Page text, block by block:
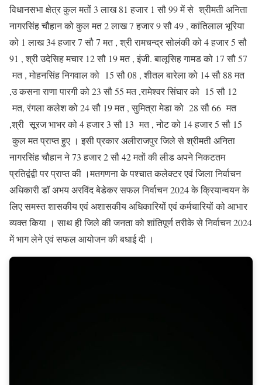
विधानसभा क्षेत्र कुल मतों 3 लाख 81 हजार 1 सौ 99 में से श्रीमती अनिता
नागरसिंह चौहान को कुल मत 2 लाख 7 हजार 9 सौ 49 , कांतिलाल भूरिया
को 1 लाख 34 हजार 7 सौ 7 मत , श्री रामचन्द्र सोलंकी को 4 हजार 5 सौ
91 , श्री उदेसिह मचार 12 सौ 19 मत , इंजी. बालूसिह गामड को 17 सौ 57
मत , मोहनसिंह निगवाल को 15 सौ 08 , शीतल बारेला को 14 सौ 88 मत
,उ कसना राणा पारगी को 23 सौ 55 मत ,रामेश्वर सिंघार को 15 सौ 12
मत, रंगला कलेश को 24 सौ 19 मत , सुमित्रा मेडा को 28 सौ 66 मत
,श्री सूरज भाभर को 4 हजार 3 सौ 13 मत , नोट को 14 हजार 5 सौ 15
कुल मत प्राप्त हुए । इसी प्रकार अलीराजपुर जिले से श्रीमती अनिता
नागरसिंह चौहान ने 73 हजार 2 सौ 42 मतों की लीड अपने निकटतम
प्रतिद्वंद्वी पर प्राप्त की ।मतगणना के पश्चात कलेक्टर एवं जिला निर्वाचन
अधिकारी डॉ अभय अरविंद बेडेकर सफल निर्वाचन 2024 के क्रियान्वयन के
लिए समस्त शासकीय एवं अशासकीय अधिकारियों एवं कर्मचारियों को आभार
व्यक्त किया । साथ ही जिले की जनता को शांतिपूर्ण तरीके से निर्वाचन 2024
में भाग लेने एवं सफल आयोजन की बधाई दी ।